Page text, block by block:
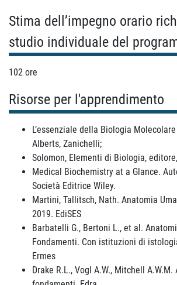
Stima dell’impegno orario
studio individuale del
102 ore
Risorse per l'apprendimento
L’essenziale della Biologia
Alberts, Zanichelli;
Solomon, Elementi di Biologia, editore,
Medical Biochemistry at a Glance.
Società Editrice Wiley.
Martini, Tallitsch, Nath. Anatomia
2019. EdiSES
Barbatelli G., Bertoni L., et al.
Fondamenti. Con istituzioni di
Ermes
Drake R.L., Vogl A.W., Mitchell